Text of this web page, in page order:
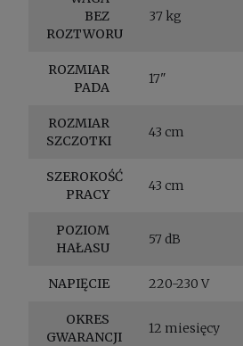
BEZ
ROZTWORU
37 kg
ROZMIAR
PADA
17"
ROZMIAR
SZCZOTKI
43 cm
SZEROKOŚĆ
PRACY
43 cm
POZIOM
HAŁASU
57 dB
NAPIĘCIE 220-230 V
OKRES
GWARANCJI
12 miesięcy